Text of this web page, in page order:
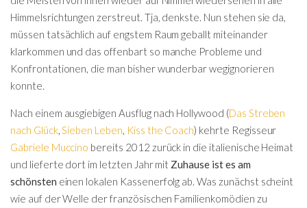
Himmelsrichtungen zerstreut. Tja, denkste. Nun stehen sie da,
müssen tatsächlich auf engstem Raum geballt miteinander
klarkommen und das offenbart so manche Probleme und
Konfrontationen, die man bisher wunderbar wegignorieren
konnte.
Nach einem ausgiebigen Ausflug nach Hollywood (Das Streben
nach Glück, Sieben Leben Kiss the Coach) kehrte Regisseur
Gabriele Muccino bereits 2012 zurück in die italienische Heimat
und lieferte dort im letzten Jahr mit Zuhause ist es am
schönsten einen lokalen Kassenerfolg ab. Was zunächst scheint
wie auf der Welle der französischen Familienkomödien zu